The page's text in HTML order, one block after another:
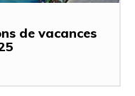
de vacances